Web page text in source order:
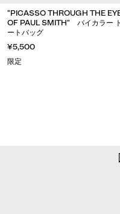
"PICASSO THROUGH THE
OF PAUL SMITH" バイカラー ト
ートバッグ
¥5,500
限定